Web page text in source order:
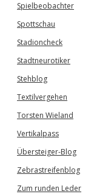
Spielbeobachter
Spottschau
Stadioncheck
Stadtneurotiker
Stehblog
Textilvergehen
Torsten Wieland
Vertikalpass
Übersteiger-Blog
Zebrastreifenblog
Zum runden Leder